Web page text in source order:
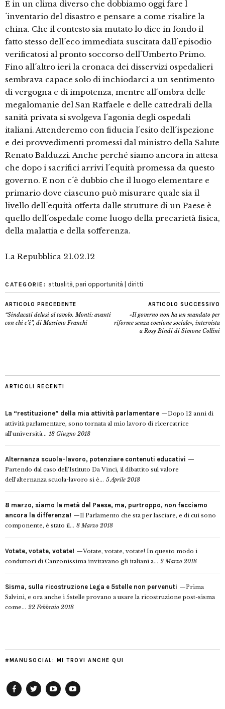
È in un clima diverso che dobbiamo oggi fare l
´inventario del disastro e pensare a come risalire la
china. Che il contesto sia mutato lo dice in fondo il
fatto stesso dell´eco immediata suscitata dall´episodio
verificatosi al pronto soccorso dell´Umberto Primo.
Fino all´altro ieri la cronaca dei disservizi ospedalieri
sembrava capace solo di inchiodarci a un sentimento
di vergogna e di impotenza, mentre all´ombra delle
megalomanie del San Raffaele e delle cattedrali della
sanità privata si svolgeva l´agonia degli ospedali
italiani. Attenderemo con fiducia l´esito dell´ispezione
e dei provvedimenti promessi dal ministro della Salute
Renato Balduzzi. Anche perché siamo ancora in attesa
che dopo i sacrifici arrivi l´equità promessa da questo
governo. E non c´è dubbio che il luogo elementare e
primario dove ciascuno può misurare quale sia il
livello dell´equità offerta dalle strutture di un Paese è
quello dell´ospedale come luogo della precarietà fisica,
della malattia e della sofferenza.
La Repubblica 21.02.12
CATEGORIE: attualità, pari opportunità | diritti
ARTICOLO PRECEDENTE
“Sindacati delusi al tavolo. Monti: avanti
con chi c’è”, di Massimo Franchi
ARTICOLO SUCCESSIVO
«Il governo non ha un mandato per
riforme senza coesione sociale», intervista
a Rosy Bindi di Simone Collini
ARTICOLI RECENTI
La “restituzione” della mia attività parlamentare
Dopo 12 anni di
attività parlamentare, sono tornata al mio lavoro di ricercatrice
all’università... 18 Giugno 2018
Alternanza scuola-lavoro, potenziare contenuti educativi
Partendo dal caso dell’Istituto Da Vinci, il dibattito sul valore
dell’alternanza scuola-lavoro si è... 5 Aprile 2018
8 marzo, siamo la metà del Paese, ma, purtroppo, non facciamo
ancora la differenza!
Il Parlamento che sta per lasciare, e di cui sono
componente, è stato il... 8 Marzo 2018
Votate, votate, votate!
Votate, votate, votate! In questo modo i
conduttori di Canzonissima invitavano gli italiani a... 2 Marzo 2018
Sisma, sulla ricostruzione Lega e 5stelle non pervenuti
Prima
Salvini, e ora anche i 5stelle provano a usare la ricostruzione post-sisma
come... 22 Febbraio 2018
#MANUSOCIAL: MI TROVI ANCHE QUI